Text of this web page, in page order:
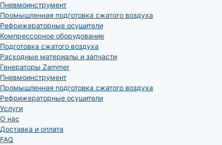
Пневмоинструмент
Промышленная подготовка сжатого воздуха
Рефрижераторные осушители
Компрессорное оборудование
Подготовка сжатого воздуха
Расходные материалы и запчасти
Генераторы Zammer
Пневмоинструмент
Промышленная подготовка сжатого воздуха
Рефрижераторные осушители
Услуги
О нас
Доставка и оплата
FAQ